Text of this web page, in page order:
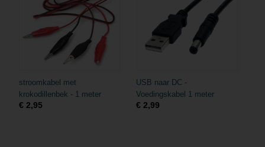
stroomkabel met
krokodillenbek - 1 meter
€ 2,95
USB naar DC -
Voedingskabel 1 meter
€ 2,99